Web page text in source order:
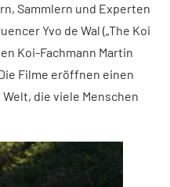
Sammlern und Experten
Yvo de Wal („The Koi
Koi-Fachmann Martin
Filme eröffnen einen
die viele Menschen